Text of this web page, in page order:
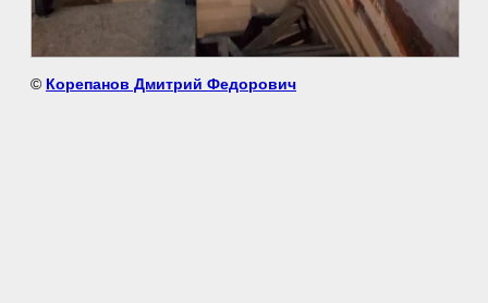
© Корепанов Дмитрий Федорович